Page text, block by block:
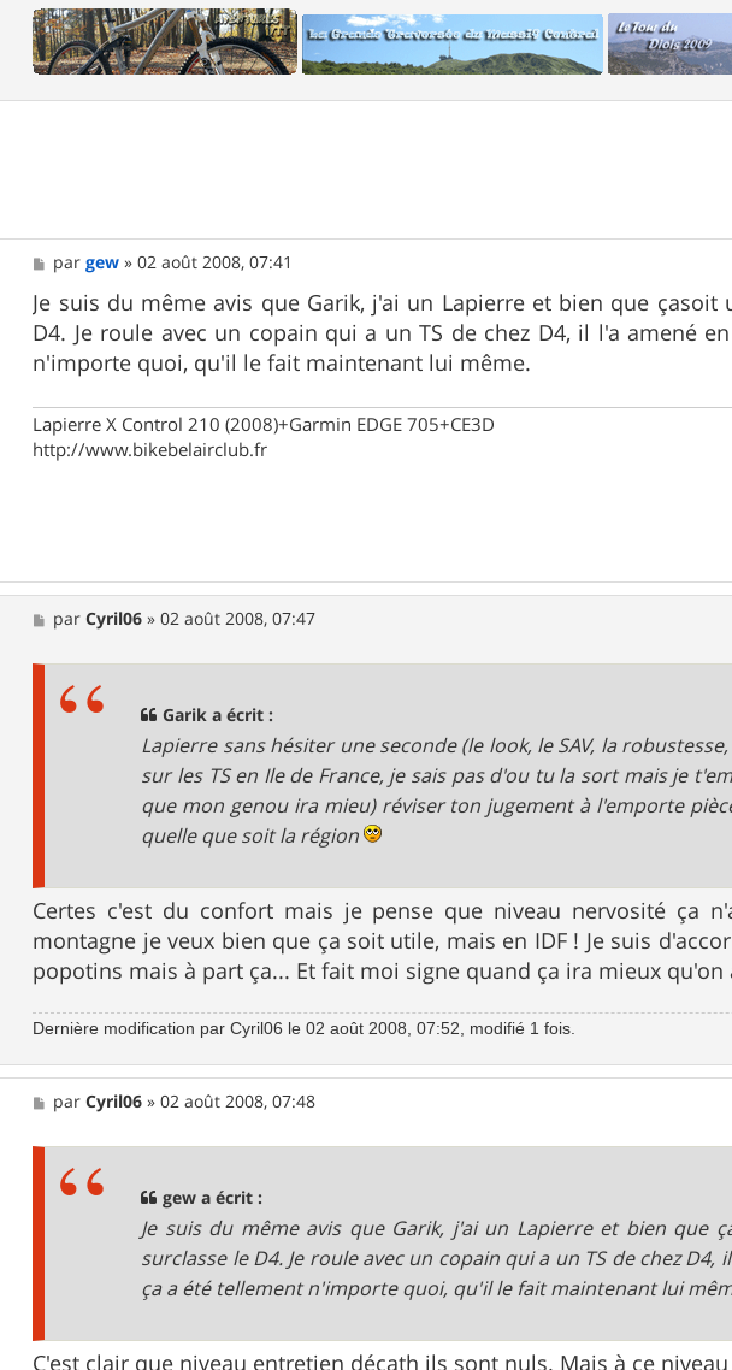
M
e
s
s
a
g
e
pargew »02 août 2008, 07:41
Je suis du même avis que Garik, j'ai un Lapierre et bien que
D4. Je roule avec un copain qui a un TS de chez D4, il l'a amené
n'importe quoi, qu'il le fait maintenant lui même.
Lapierre X Control 210 (2008)+Garmin EDGE 705+CE3D
http://www.bikebelairclub.fr
M
e
parCyril06 »02 août 2008, 07:47
Garik a écrit :
Lapierre sans hésiter une seconde (le look, le SAV, la
sur les TS en Ile de France, je sais pas d'ou tu la sort mais je
que mon genou ira mieu) réviser ton jugement à l'emporte
quelle que soit la région
Certes c'est du confort mais je pense que niveau nervosité ça
montagne je veux bien que ça soit utile, mais en IDF ! Je suis
popotins mais à part ça... Et fait moi signe quand ça ira mieux
Dernière modification parCyril06 le 02 août 2008, 07:52, modifié 1 fois.
M
e
parCyril06 »02 août 2008, 07:48
gew a écrit :
Je suis du même avis que Garik, j'ai un Lapierre et bien que
surclasse le D4. Je roule avec un copain qui a un TS de chez D4,
ça a été tellement n'importe quoi, qu'il le fait maintenant lui
C'est clair que niveau entretien décath ils sont nuls. Mais à ce